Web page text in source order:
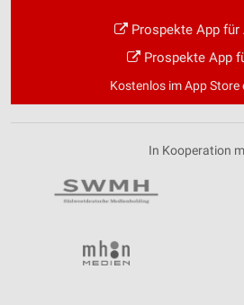
Prospekte App für
Prospekte App
Kostenlos im App Store
In Kooperation